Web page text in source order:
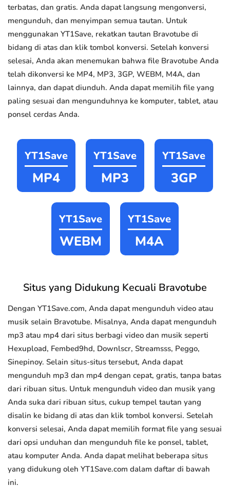
terbatas, dan gratis. Anda dapat langsung mengonversi,
mengunduh, dan menyimpan semua tautan. Untuk
menggunakan YT1Save, rekatkan tautan Bravotube di
bidang di atas dan klik tombol konversi. Setelah konversi
selesai, Anda akan menemukan bahwa file Bravotube Anda
telah dikonversi ke MP4, MP3, 3GP, WEBM, M4A, dan
lainnya, dan dapat diunduh. Anda dapat memilih file yang
paling sesuai dan mengunduhnya ke komputer, tablet, atau
ponsel cerdas Anda.
YT1Save
MP4
YT1Save
MP3
YT1Save
3GP
YT1Save
WEBM
YT1Save
M4A
Situs yang Didukung Kecuali Bravotube
Dengan YT1Save.com, Anda dapat mengunduh video atau
musik selain Bravotube. Misalnya, Anda dapat mengunduh
mp3 atau mp4 dari situs berbagi video dan musik seperti
Hexupload, Fembed9hd, Downlscr, Streamsss, Peggo,
Sinepinoy. Selain situs-situs tersebut, Anda dapat
mengunduh mp3 dan mp4 dengan cepat, gratis, tanpa batas
dari ribuan situs. Untuk mengunduh video dan musik yang
Anda suka dari ribuan situs, cukup tempel tautan yang
disalin ke bidang di atas dan klik tombol konversi. Setelah
konversi selesai, Anda dapat memilih format file yang sesuai
dari opsi unduhan dan mengunduh file ke ponsel, tablet,
atau komputer Anda. Anda dapat melihat beberapa situs
yang didukung oleh YT1Save.com dalam daftar di bawah
ini.